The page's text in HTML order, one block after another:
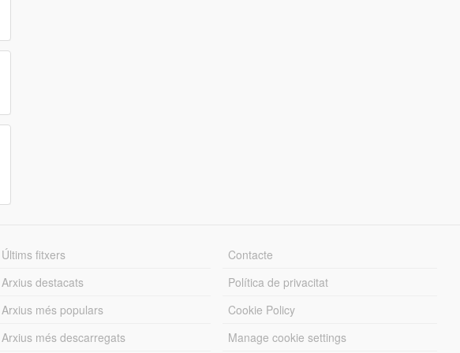
Últims fitxers
Arxius destacats
Arxius més populars
Arxius més descarregats
Contacte
Política de privacitat
Cookie Policy
Manage cookie settings